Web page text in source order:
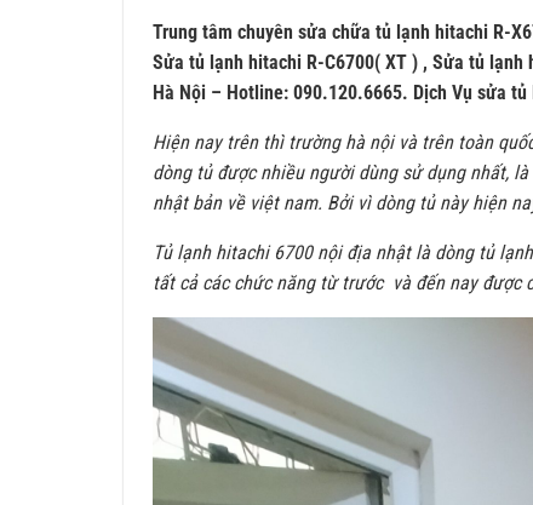
Trung tâm chuyên sửa chữa tủ lạnh hitachi R-
Sửa tủ lạnh hitachi R-C6700( XT ) , Sửa tủ
Hà Nội – Hotline: 090.120.6665. Dịch Vụ sửa
Hiện nay trên thì trường hà nội và trên toàn
dòng tủ được nhiều người dùng sử dụng nhất,
nhật bản về việt nam. Bởi vì dòng tủ này hiện
Tủ lạnh hitachi 6700 nội địa nhật là dòng tủ
tất cả các chức năng từ trước và đến nay được